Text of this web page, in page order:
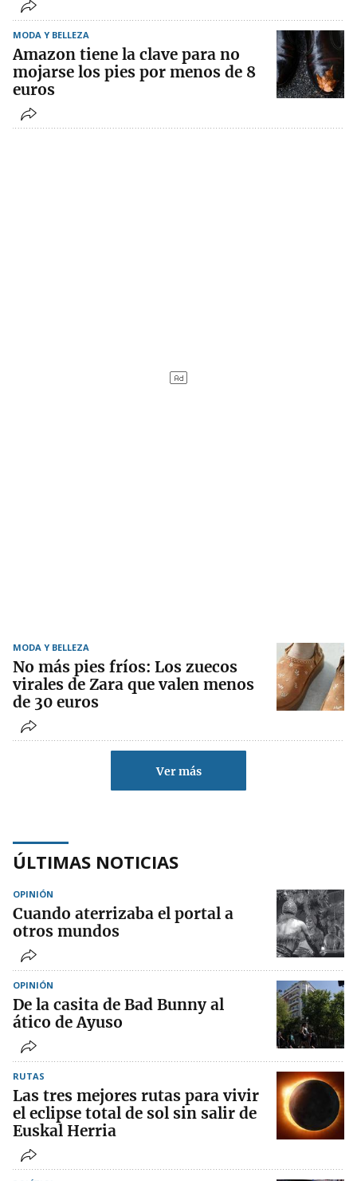
MODA Y BELLEZA
Amazon tiene la clave para no
mojarse los pies por menos de 8
euros
MODA Y BELLEZA
No más pies fríos: Los zuecos
virales de Zara que valen menos
de 30 euros
Ver más
ÚLTIMAS NOTICIAS
OPINIÓN
Cuando aterrizaba el portal a
otros mundos
OPINIÓN
De la casita de Bad Bunny al
ático de Ayuso
RUTAS
Las tres mejores rutas para vivir
el eclipse total de sol sin salir de
Euskal Herria